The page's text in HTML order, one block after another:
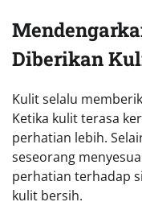
Diberikan
Kulit selalu
Ketika kulit terasa
perhatian lebih.
seseorang
perhatian terhadap
kulit bersih.